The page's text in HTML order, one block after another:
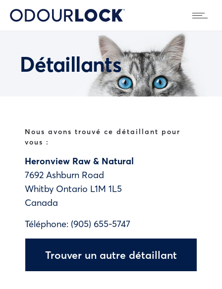
Détaillants
Nous avons trouvé ce détaillant pour
vous :
Heronview Raw & Natural
7692 Ashburn Road
Whitby Ontario L1M 1L5
Canada
Téléphone: (905) 655-5747
Trouver un autre détaillant